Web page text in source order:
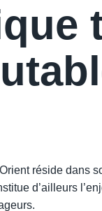
réside dans
d’ailleurs